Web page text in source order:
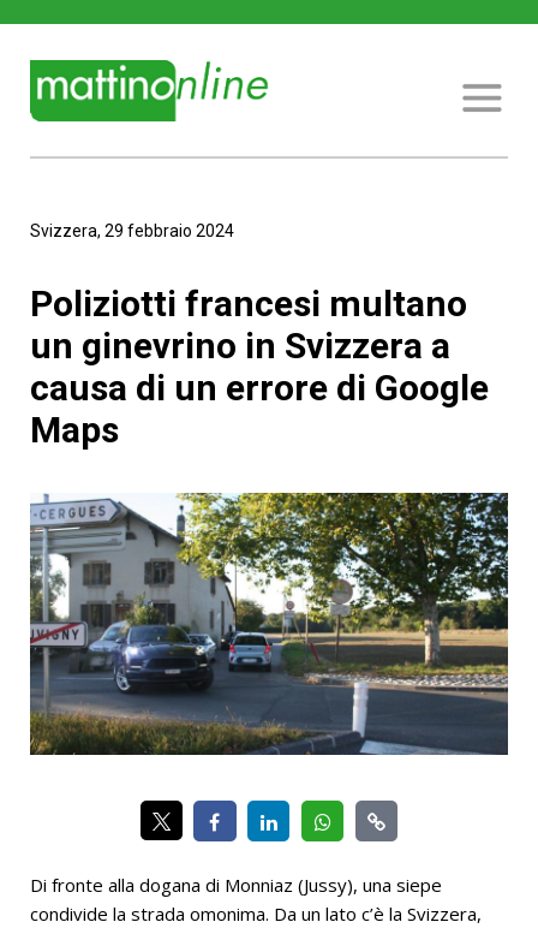
Svizzera, 29 febbraio 2024
Poliziotti francesi multano
un ginevrino in Svizzera a
causa di un errore di Google
Maps
Di fronte alla dogana di Monniaz (Jussy), una siepe
condivide la strada omonima. Da un lato c’è la Svizzera,